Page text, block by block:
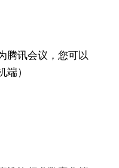
腾讯会议，您可以
）